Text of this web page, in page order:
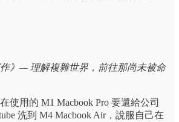
》— 理解複雜世界，前往那尚未被命
使用的 M1 Macbook Pro 要還給公司
洗到 M4 Macbook Air，說服自己在